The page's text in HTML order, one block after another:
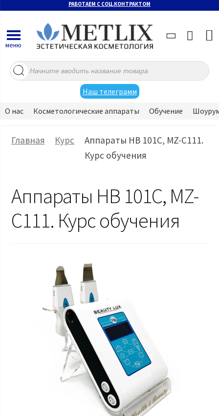
РАБОТАЕМ С СОЦ.КОНТРАКТОМ
Поиск
товаров
Наш телеграмм
меню
О нас Косметологические аппараты Обучение
Главная Курс
Аппараты HB 101C, MZ-C111.
Курс обучения
Аппараты HB 101C, MZ-
C111. Курс обучения